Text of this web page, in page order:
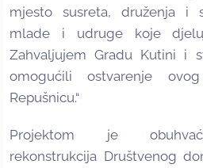
mjesto susreta, druženja i
mlade i udruge koje
Zahvaljujem Gradu Kutini i
omogućili ostvarenje
Repušnicu.“
Projektom je
rekonstrukcija Društvenog